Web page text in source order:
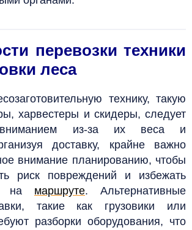
перевозки техники
леса
технику, такую
харвестеры и скидеры, следует
из-за их веса и
доставку, крайне важно
внимание планированию, чтобы
риск повреждений и избежать
на маршруте. Альтернативные
такие как грузовики или
разборки оборудования, что